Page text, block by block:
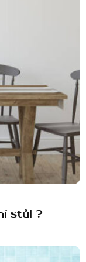
stůl ?